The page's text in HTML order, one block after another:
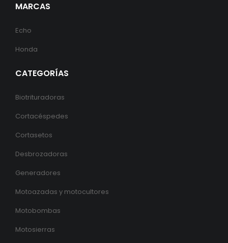
MARCAS
Echo
Honda
CATEGORÍAS
Biotrituradoras
Cortacéspedes
Cortasetos
Desbrozadoras
Generadores
Motoazadas y motocultores
Motobombas
Motosierras